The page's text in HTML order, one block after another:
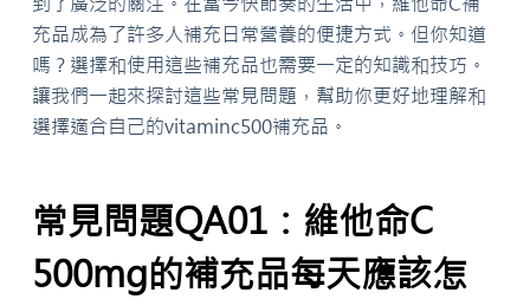
充品成為了許多人補充日常營養的便捷方式。但你知道
嗎？選擇和使用這些補充品也需要一定的知識和技巧。
讓我們一起來探討這些常見問題，幫助你更好地理解和
選擇適合自己的vitaminc500補充品。
常見問題QA01：維他命C
500mg的補充品每天應該怎